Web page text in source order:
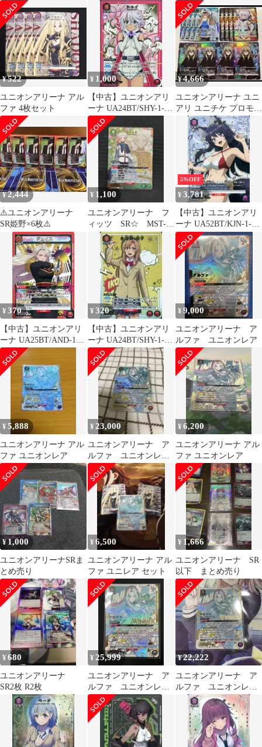
113[R★]：(キラ)センチ
002SP[SP]：(ホロ)U15
チャンピオン アインハ
ルト(能登麻美子金箔押
しサイン入り)
ニオンアリーナ UNION
ARENA ユニアリ
¥522
ユニオンアリーナ アル
ファ 4枚セット
¥ 1,000
【中古】ユニオンアリ
ーナ UA24BT/SHY-1-
050[R★]：(キラ)シャイ
¥4,666
ユニオンアリーナ ユニ
アリ ユニチケ プロモ
SHY 全3種各4
¥2,444
⚠️ユニオンアリーナ
SR姫野×6枚⚠️
¥ 1,100
ユニオンアリーナ フ
ィッツ SR☆ MST-1-
5%OFF
¥3,781
【中古】ユニオンアリ
ーナ UA52BT/KJN-1-
068[U★]：(キラ)デル
タ
¥370
【中古】ユニオンアリ
ーナ UA25BT/AND-1-
062[SR]：(キラ)ジュイ
ス
¥320
【中古】ユニオンアリ
ーナ UA24BT/SHY-1-
046[R★]：(キラ)小石川
惟子
¥9,000
ユニオンアリーナ ア
ルファ ユニオンレア
¥5,888
ユニオンアリーナ アル
ファ ユニオンレア
¥ 23,000
ユニオンアリーナ ア
ルファ ユニオンレア
winner 未開封
¥6,200
ユニオンアリーナ アル
ファ ユニオンレア
¥1,000
ユニオンアリーナSRま
とめ売り
¥6,500
ユニオンアリーナ アル
ファ ユニレア セット
¥ 1,666
ユニオンアリーナ SR
以下 まとめ売り
¥680
ユニオンアリーナ
SR2枚 R2枚
¥ 25,999
ユニオンアリーナ ア
ルファ ユニオンレア
winner 未開封品
¥22,222
ユニオンアリーナ ア
ルファ ユニオンレ
ア winner 未開封